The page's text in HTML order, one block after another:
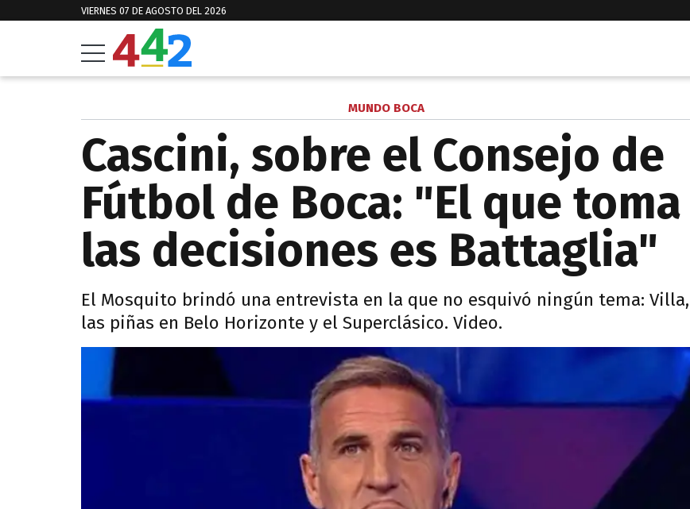
VIERNES 07 DE AGOSTO DEL 2026
MUNDO BOCA
Cascini, sobre el Consejo de
Fútbol de Boca: "El que toma
las decisiones es Battaglia"
El Mosquito brindó una entrevista en la que no esquivó ningún tema: Villa,
las piñas en Belo Horizonte y el Superclásico. Video.